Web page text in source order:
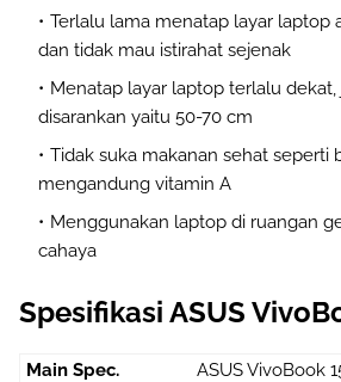
Terlalu lama menatap layar laptop
dan tidak mau istirahat sejenak
Menatap layar laptop terlalu dekat,
disarankan yaitu 50-70 cm
Tidak suka makanan sehat seperti
mengandung vitamin A
Menggunakan laptop di ruangan
cahaya
Spesifikasi ASUS
Main Spec.
ASUS VivoBook